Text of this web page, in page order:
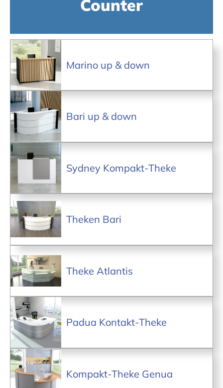
Counter
Marino up & down
Bari up & down
Sydney Kompakt-Theke
Theken Bari
Theke Atlantis
Padua Kontakt-Theke
Kompakt-Theke Genua